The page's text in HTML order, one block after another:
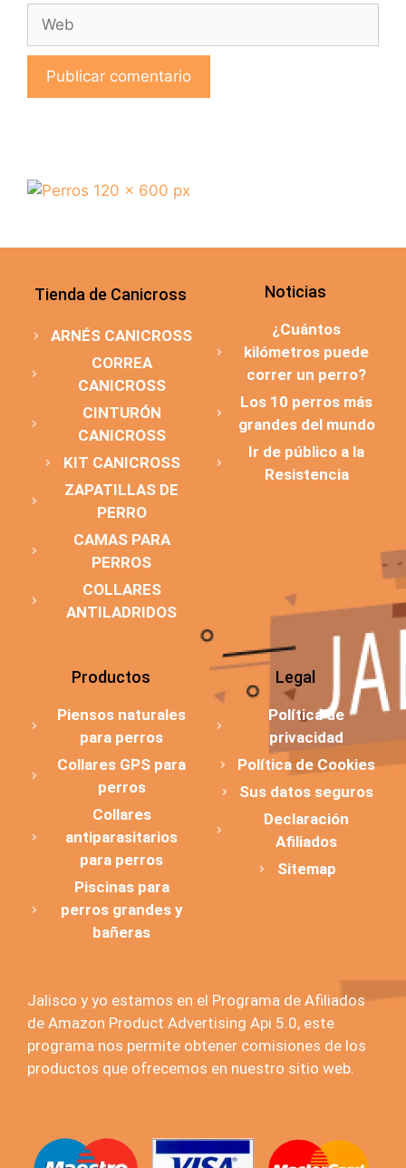
Tienda de Canicross
ARNÉS CANICROSS
CORREA
CANICROSS
CINTURÓN
CANICROSS
KIT CANICROSS
ZAPATILLAS DE
PERRO
CAMAS PARA
PERROS
COLLARES
ANTILADRIDOS
Noticias
¿Cuántos
kilómetros puede
correr un perro?
Los 10 perros más
grandes del mundo
Ir de público a la
Resistencia
Productos
Piensos naturales
para perros
Collares GPS para
perros
Collares
antiparasitarios
para perros
Piscinas para
perros grandes y
bañeras
Legal
Política de
privacidad
Política de Cookies
Sus datos seguros
Declaración
Afiliados
Sitemap
Jalisco y yo estamos en el Programa de Afiliados
de Amazon Product Advertising Api 5.0, este
programa nos permite obtener comisiones de los
productos que ofrecemos en nuestro sitio web.